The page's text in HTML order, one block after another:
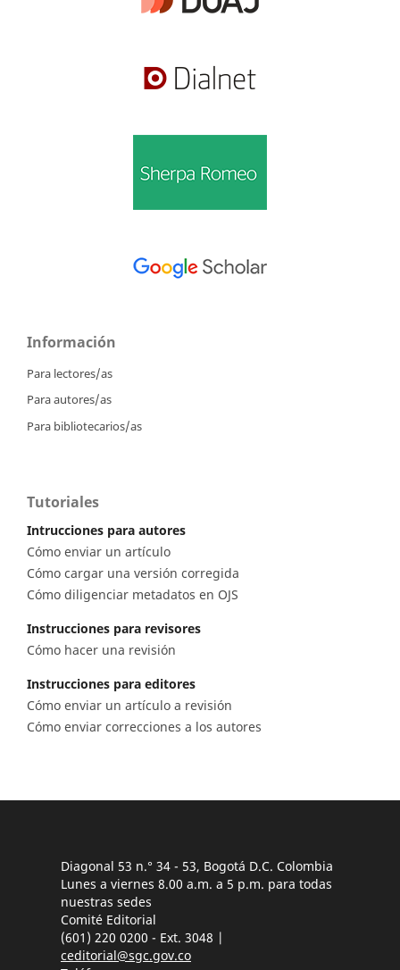
Información
Para lectores/as
Para autores/as
Para bibliotecarios/as
Tutoriales
Intrucciones para autores
Cómo enviar un artículo
Cómo cargar una versión corregida
Cómo diligenciar metadatos en OJS
Instrucciones para revisores
Cómo hacer una revisión
Instrucciones para editores
Cómo enviar un artículo a revisión
Cómo enviar correcciones a los autores
Diagonal 53 n.° 34 - 53, Bogotá D.C. Colombia
Lunes a viernes 8.00 a.m. a 5 p.m. para todas
nuestras sedes
Comité Editorial
(601) 220 0200 - Ext. 3048 |
ceditorial@sgc.gov.co